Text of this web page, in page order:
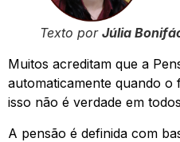
Texto por Júlia
Muitos acreditam que a
automaticamente quando o
isso não é verdade em
A pensão é definida com